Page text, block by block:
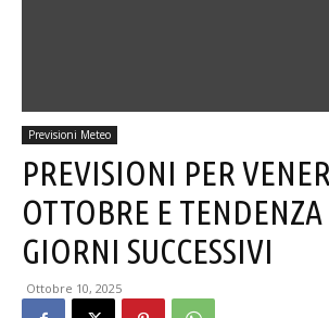
Previsioni Meteo
PREVISIONI PER
OTTOBRE E TENDENZA
GIORNI SUCCESSIVI
Ottobre 10, 2025